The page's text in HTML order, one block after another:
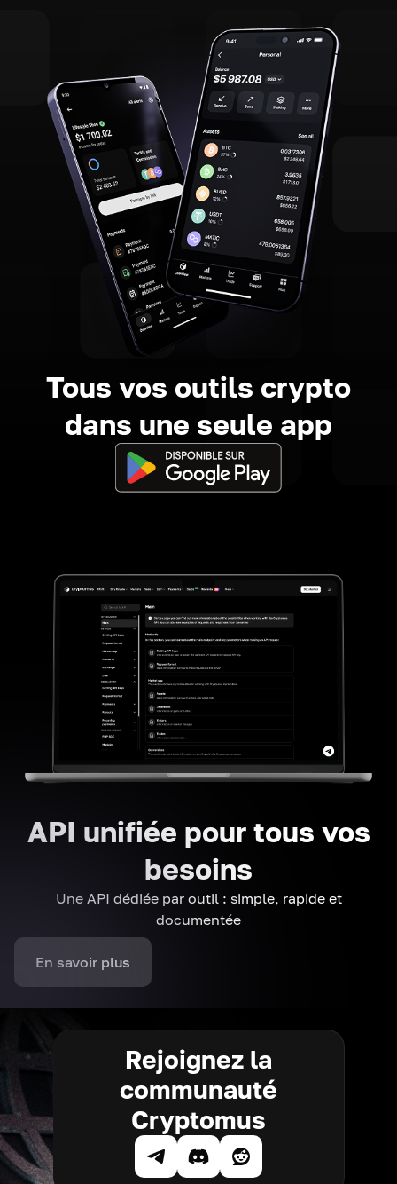
Tous vos outils crypto
dans une seule app
API unifiée pour tous vos
besoins
Une API dédiée par outil : simple, rapide et
documentée
En savoir plus
Rejoignez la
communauté
Cryptomus